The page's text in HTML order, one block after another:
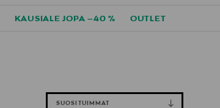
KAUSIALE JOPA –40 % OUTLET
SUOSITUIMMAT